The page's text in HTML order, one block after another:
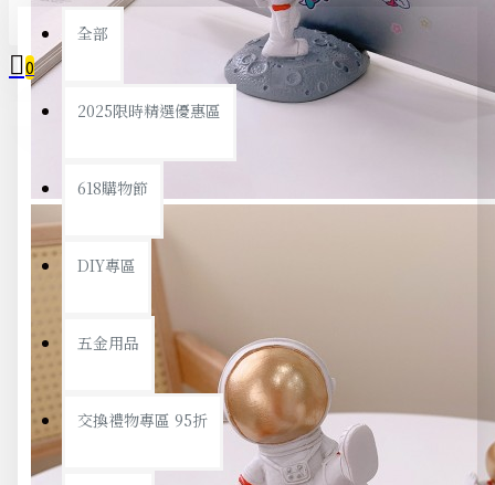
全部
2025限時精選優惠區
618購物節
DIY專區
五金用品
交換禮物專區 95折
0
您的購物車內沒有商品！